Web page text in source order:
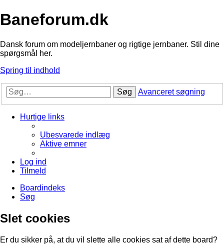
Baneforum.dk
Dansk forum om modeljernbaner og rigtige jernbaner. Stil dine
spørgsmål her.
Spring til indhold
Søg Avanceret søgning
Hurtige links
Ubesvarede indlæg
Aktive emner
Log ind
Tilmeld
Boardindeks
Søg
Slet cookies
Er du sikker på, at du vil slette alle cookies sat af dette board?